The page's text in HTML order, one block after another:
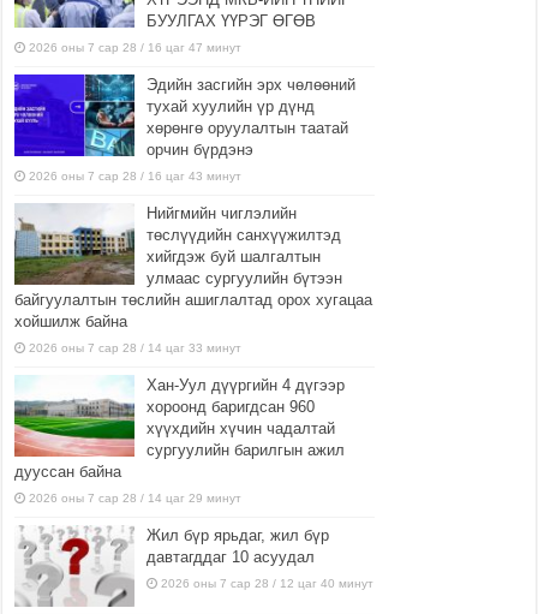
БУУЛГАХ ҮҮРЭГ ӨГӨВ
2026 оны 7 сар 28 / 16 цаг 47 минут
Эдийн засгийн эрх чөлөөний
тухай хуулийн үр дүнд
хөрөнгө оруулалтын таатай
орчин бүрдэнэ
2026 оны 7 сар 28 / 16 цаг 43 минут
Нийгмийн чиглэлийн
төслүүдийн санхүүжилтэд
хийгдэж буй шалгалтын
улмаас сургуулийн бүтээн
байгуулалтын төслийн ашиглалтад орох хугацаа
хойшилж байна
2026 оны 7 сар 28 / 14 цаг 33 минут
Хан-Уул дүүргийн 4 дүгээр
хороонд баригдсан 960
хүүхдийн хүчин чадалтай
сургуулийн барилгын ажил
дууссан байна
2026 оны 7 сар 28 / 14 цаг 29 минут
Жил бүр ярьдаг, жил бүр
давтагддаг 10 асуудал
2026 оны 7 сар 28 / 12 цаг 40 минут